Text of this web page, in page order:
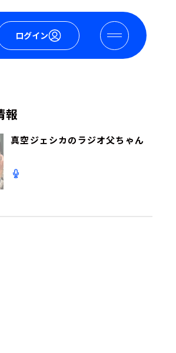
ログイン
報
真空ジェシカのラジオ父ちゃん